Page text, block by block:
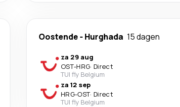
Oostende - Hurghada 15 dagen
za 29 aug
OST-HRG· Direct
TUI fly Belgium
za 12 sep
HRG-OST· Direct
TUI fly Belgium